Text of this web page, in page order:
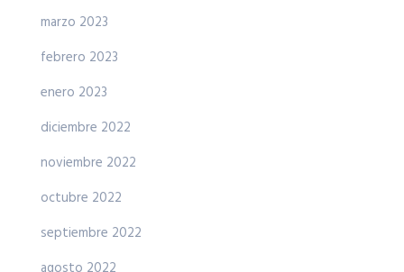
marzo 2023
febrero 2023
enero 2023
diciembre 2022
noviembre 2022
octubre 2022
septiembre 2022